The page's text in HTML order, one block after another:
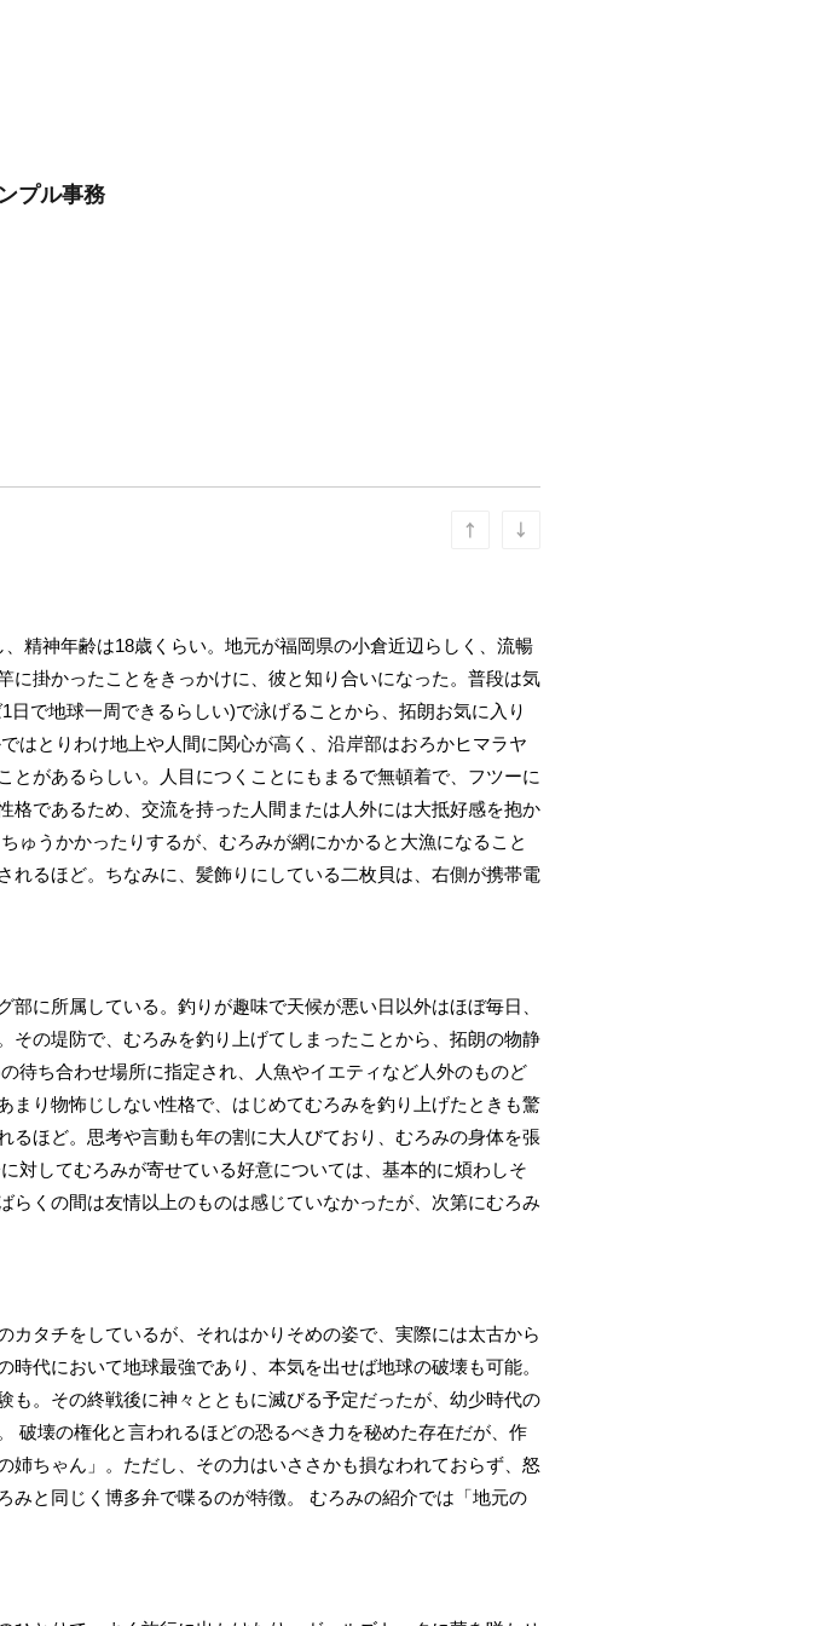
プル事務
精神年齢は18歳くらい。地元が福岡県の小倉近辺らしく、流暢
掛かったことをきっかけに、彼と知り合いになった。普段は気
で地球一周できるらしい)で泳げることから、拓朗お気に入り
はとりわけ地上や人間に関心が高く、沿岸部はおろかヒマラヤ
があるらしい。人目につくことにもまるで無頓着で、フツーに
であるため、交流を持った人間または人外には大抵好感を抱か
ゅうかかったりするが、むろみが網にかかると大漁になること
るほど。ちなみに、髪飾りにしている二枚貝は、右側が携帯電
に所属している。釣りが趣味で天候が悪い日以外はほぼ毎日、
の堤防で、むろみを釣り上げてしまったことから、拓朗の物静
待ち合わせ場所に指定され、人魚やイエティなど人外のものど
り物怖じしない性格で、はじめてむろみを釣り上げたときも驚
ほど。思考や言動も年の割に大人びており、むろみの身体を張
対してむろみが寄せている好意については、基本的に煩わしそ
くの間は友情以上のものは感じていなかったが、次第にむろみ
カタチをしているが、それはかりそめの姿で、実際には太古から
代において地球最強であり、本気を出せば地球の破壊も可能。
。その終戦後に神々とともに滅びる予定だったが、幼少時代の
破壊の権化と言われるほどの恐るべき力を秘めた存在だが、作
ちゃん」。ただし、その力はいささかも損なわれておらず、怒
と同じく博多弁で喋るのが特徴。 むろみの紹介では「地元の